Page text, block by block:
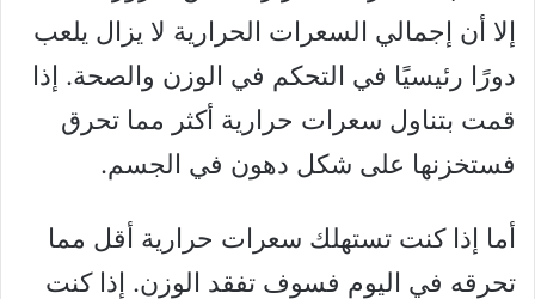
إلا أن إجمالي السعرات الحرارية لا يزال يلعب
دورًا رئيسيًا في التحكم في الوزن والصحة. إذا
قمت بتناول سعرات حرارية أكثر مما تحرق
فستخزنها على شكل دهون في الجسم.
أما إذا كنت تستهلك سعرات حرارية أقل مما
تحرقه في اليوم فسوف تفقد الوزن. إذا كنت